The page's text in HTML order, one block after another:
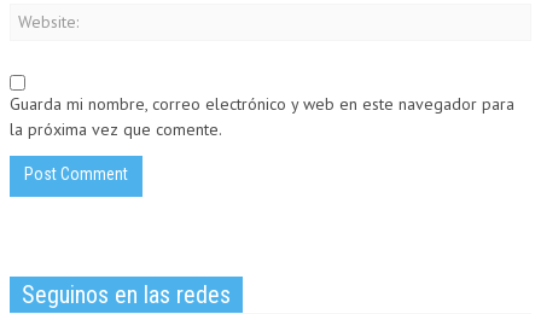
Guarda mi nombre, correo electrónico y web en este navegador para
la próxima vez que comente.
Seguinos en las redes